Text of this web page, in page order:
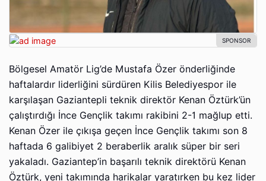
Bölgesel Amatör Lig’de Mustafa Özer önderliğinde
haftalardır liderliğini sürdüren Kilis Belediyespor ile
karşılaşan Gaziantepli teknik direktör Kenan Öztürk’ün
çalıştırdığı İnce Gençlik takımı rakibini 2-1 mağlup etti.
Kenan Özer ile çıkışa geçen İnce Gençlik takımı son 8
haftada 6 galibiyet 2 beraberlik aralık süper bir seri
yakaladı. Gaziantep’in başarılı teknik direktörü Kenan
Öztürk, yeni takımında harikalar yaratırken bu kez lider